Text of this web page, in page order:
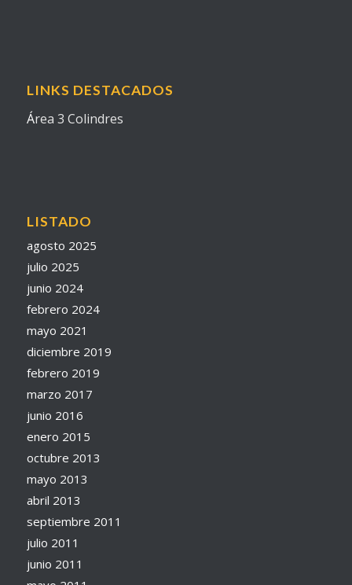
LINKS DESTACADOS
Área 3 Colindres
LISTADO
agosto 2025
julio 2025
junio 2024
febrero 2024
mayo 2021
diciembre 2019
febrero 2019
marzo 2017
junio 2016
enero 2015
octubre 2013
mayo 2013
abril 2013
septiembre 2011
julio 2011
junio 2011